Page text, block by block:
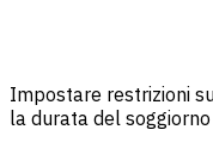
Impostare restrizioni
la durata del soggiorno